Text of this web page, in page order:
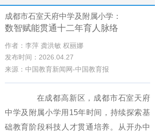
成都市石室天府中学及附属小学：
数智赋能贯通十二年育人脉络
作者：李萍 龚洪敏 权丽娜
发布时间：2026.04.27
来源：中国教育新闻网-中国教育报
在成都高新区，成都市石室天府
中学及附属小学用15年时间，持续探索基
础教育阶段科技人才贯通培养。从开办中